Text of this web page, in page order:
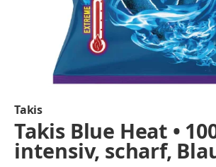
Takis
Takis Blue Heat •
intensiv, scharf,